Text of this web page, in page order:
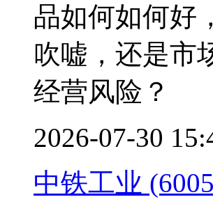
品如何如何好
吹嘘，还是市
经营风险？
2026-07-30
中铁工业